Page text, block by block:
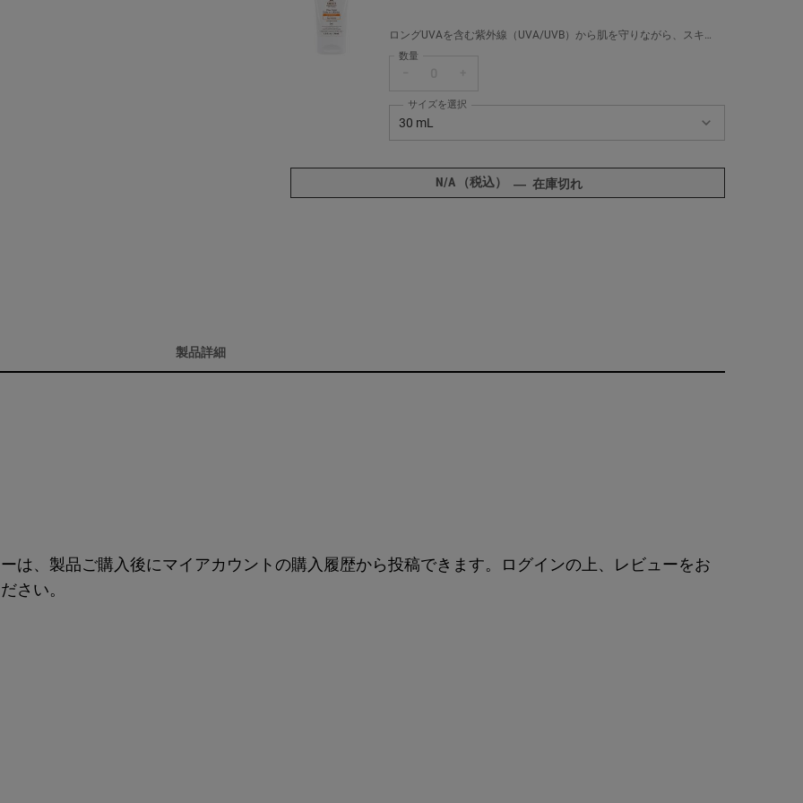
ロングUVAを含む紫外線（UVA/UVB）から肌を守りながら、スキン
ケア効果を持つ日焼け止め乳液。
数量
キールズ DS UV ディフェンス SPF50 PA++++ の サイズ を選択してください
30 mL
商品バリエーションは在庫切れです, 30 mL
サイズを選択
N/A （税込） ― 在庫切れ
製品詳細
は、製品ご購入後にマイアカウントの購入履歴から投稿できます。ログインの上、レビューをお
さい。